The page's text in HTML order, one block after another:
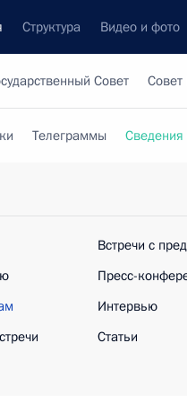
Структура Видео и фото
Совет Совет
Телеграммы
Встречи с
Пресс-
Интервью
Статьи